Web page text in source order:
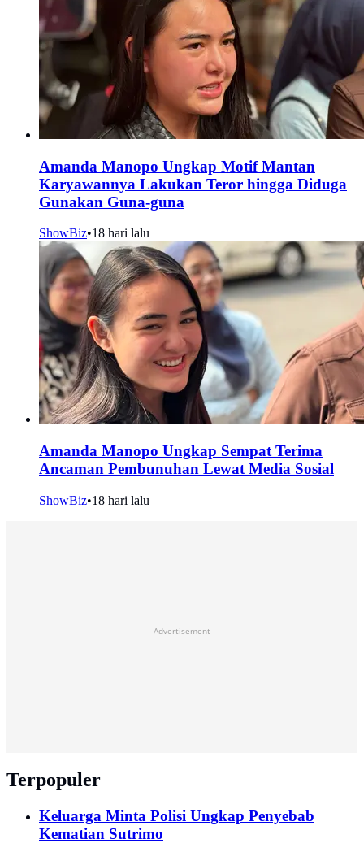
Amanda Manopo Ungkap Motif Mantan
Karyawannya Lakukan Teror hingga Diduga
Gunakan Guna-guna
ShowBiz•18 hari lalu
Amanda Manopo Ungkap Sempat Terima
Ancaman Pembunuhan Lewat Media Sosial
ShowBiz•18 hari lalu
Advertisement
Terpopuler
Keluarga Minta Polisi Ungkap Penyebab
Kematian Sutrimo